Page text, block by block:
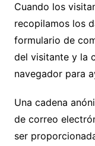
Cuando los
recopilamos los
formulario de
del visitante y la
navegador para
Una cadena
de correo
ser